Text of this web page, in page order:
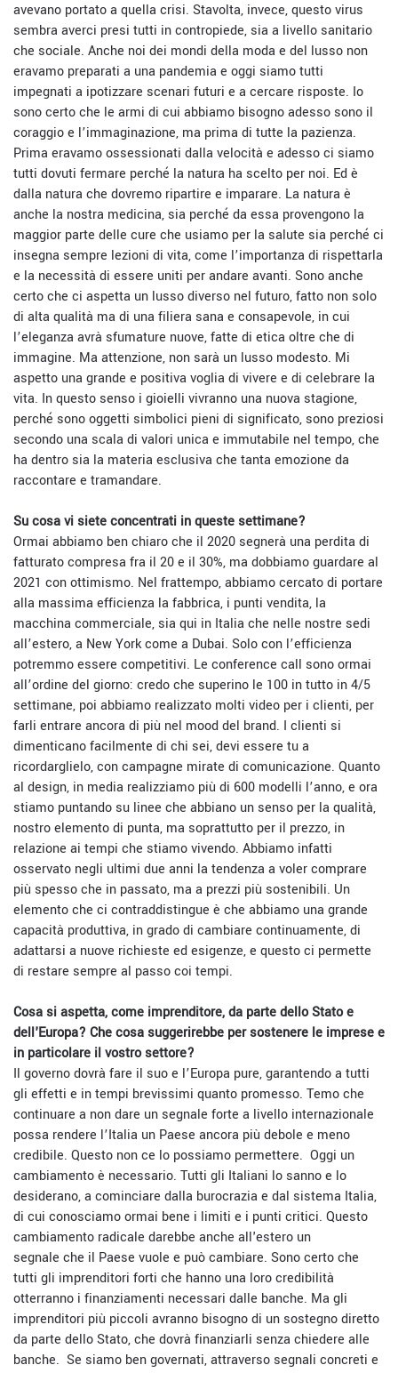
avevano portato a quella crisi. Stavolta, invece, questo virus
sembra averci presi tutti in contropiede, sia a livello sanitario
che sociale. Anche noi dei mondi della moda e del lusso non
eravamo preparati a una pandemia e oggi siamo tutti
impegnati a ipotizzare scenari futuri e a cercare risposte. Io
sono certo che le armi di cui abbiamo bisogno adesso sono il
coraggio e l’immaginazione, ma prima di tutte la pazienza.
Prima eravamo ossessionati dalla velocità e adesso ci siamo
tutti dovuti fermare perché la natura ha scelto per noi. Ed è
dalla natura che dovremo ripartire e imparare. La natura è
anche la nostra medicina, sia perché da essa provengono la
maggior parte delle cure che usiamo per la salute sia perché ci
insegna sempre lezioni di vita, come l’importanza di rispettarla
e la necessità di essere uniti per andare avanti. Sono anche
certo che ci aspetta un lusso diverso nel futuro, fatto non solo
di alta qualità ma di una filiera sana e consapevole, in cui
l’eleganza avrà sfumature nuove, fatte di etica oltre che di
immagine. Ma attenzione, non sarà un lusso modesto. Mi
aspetto una grande e positiva voglia di vivere e di celebrare la
vita. In questo senso i gioielli vivranno una nuova stagione,
perché sono oggetti simbolici pieni di significato, sono preziosi
secondo una scala di valori unica e immutabile nel tempo, che
ha dentro sia la materia esclusiva che tanta emozione da
raccontare e tramandare.
Su cosa vi siete concentrati in queste settimane?
Ormai abbiamo ben chiaro che il 2020 segnerà una perdita di
fatturato compresa fra il 20 e il 30%, ma dobbiamo guardare al
2021 con ottimismo. Nel frattempo, abbiamo cercato di portare
alla massima efficienza la fabbrica, i punti vendita, la
macchina commerciale, sia qui in Italia che nelle nostre sedi
all’estero, a New York come a Dubai. Solo con l’efficienza
potremmo essere competitivi. Le conference call sono ormai
all’ordine del giorno: credo che superino le 100 in tutto in 4/5
settimane, poi abbiamo realizzato molti video per i clienti, per
farli entrare ancora di più nel mood del brand. I clienti si
dimenticano facilmente di chi sei, devi essere tu a
ricordarglielo, con campagne mirate di comunicazione. Quanto
al design, in media realizziamo più di 600 modelli l’anno, e ora
stiamo puntando su linee che abbiano un senso per la qualità,
nostro elemento di punta, ma soprattutto per il prezzo, in
relazione ai tempi che stiamo vivendo. Abbiamo infatti
osservato negli ultimi due anni la tendenza a voler comprare
più spesso che in passato, ma a prezzi più sostenibili. Un
elemento che ci contraddistingue è che abbiamo una grande
capacità produttiva, in grado di cambiare continuamente, di
adattarsi a nuove richieste ed esigenze, e questo ci permette
di restare sempre al passo coi tempi.
Cosa si aspetta, come imprenditore, da parte dello Stato e
dell'Europa? Che cosa suggerirebbe per sostenere le imprese e
in particolare il vostro settore?
Il governo dovrà fare il suo e l’Europa pure, garantendo a tutti
gli effetti e in tempi brevissimi quanto promesso. Temo che
continuare a non dare un segnale forte a livello internazionale
possa rendere l’Italia un Paese ancora più debole e meno
credibile. Questo non ce lo possiamo permettere. Oggi un
cambiamento è necessario. Tutti gli Italiani lo sanno e lo
desiderano, a cominciare dalla burocrazia e dal sistema Italia,
di cui conosciamo ormai bene i limiti e i punti critici. Questo
cambiamento radicale darebbe anche all'estero un
segnale che il Paese vuole e può cambiare. Sono certo che
tutti gli imprenditori forti che hanno una loro credibilità
otterranno i finanziamenti necessari dalle banche. Ma gli
imprenditori più piccoli avranno bisogno di un sostegno diretto
da parte dello Stato, che dovrà finanziarli senza chiedere alle
banche. Se siamo ben governati, attraverso segnali concreti e